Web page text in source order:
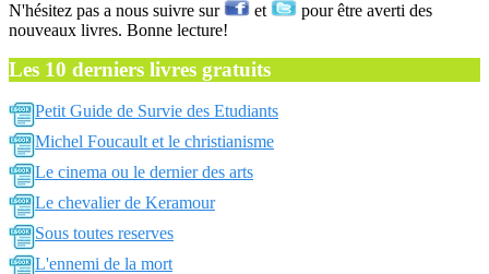
N'hésitez pas a nous suivre sur et
pour être averti des
nouveaux livres. Bonne lecture!
Les 10 derniers livres gratuits
Petit Guide de Survie des Etudiants
Michel Foucault et le christianisme
Le cinema ou le dernier des arts
Le chevalier de Keramour
Sous toutes reserves
L'ennemi de la mort